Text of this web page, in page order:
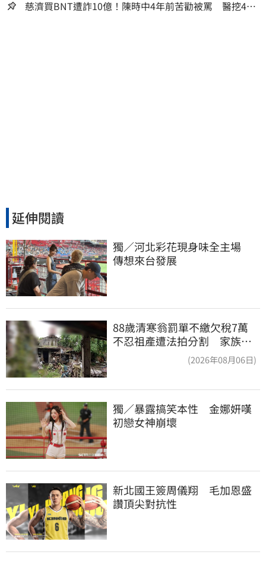
慈濟買BNT遭詐10億！陳時中4年前苦勸被罵 醫挖4年
延伸閱讀
獨／河北彩花現身味全主場
傳想來台發展
88歲清寒翁罰單不繳欠稅7萬
不忍祖產遭法拍分割 家族按
(2026年08月06日)
獨／暴露搞笑本性　金娜妍嘆
初戀女神崩壞
新北國王簽周儀翔　毛加恩盛
讚頂尖對抗性